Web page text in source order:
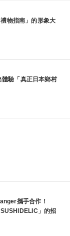
物指南」的形象大
體驗「真正日本鄉村
攜手合作！
」的招